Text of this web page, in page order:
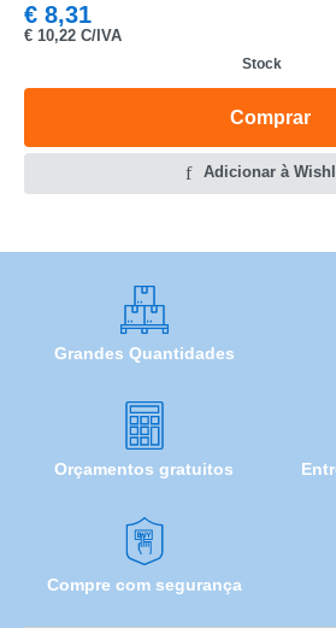
€ 8,31
€ 10,22 C/IVA
Stock
Comprar
Adicionar à
Grandes Quantidades
Orçamentos gratuitos
Compre com segurança